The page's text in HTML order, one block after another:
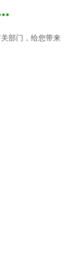
部门，给您带来